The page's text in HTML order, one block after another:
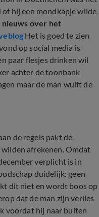
of hij een mondkapje wilde
nieuws over het
Het is goed te zien
op social media is
paar flesjes drinken wil
achter de toonbank
maar de man wuift de
de regels pakt de
afrekenen. Omdat
verplicht is in
duidelijk: geen
dit niet en wordt boos op
dat de man zijn verlies
voordat hij naar buiten